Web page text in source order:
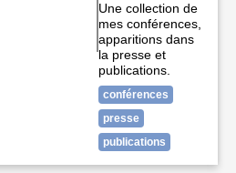
Une collection de
mes conférences,
apparitions dans
la presse et
publications.
conférences
presse
publications